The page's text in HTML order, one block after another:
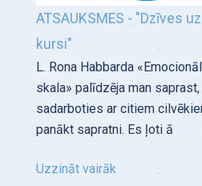
ATSAUKSMES - "Dzīves
kursi"
L. Rona Habbarda
skala» palīdzēja man saprast,
sadarboties ar citiem
panākt sapratni. Es ļoti ā
Uzzināt vairāk